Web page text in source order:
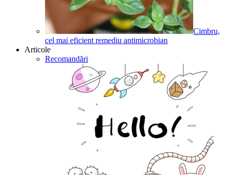
Cimbru,
cel mai eficient remediu antimicrobian
Articole
Recomandări